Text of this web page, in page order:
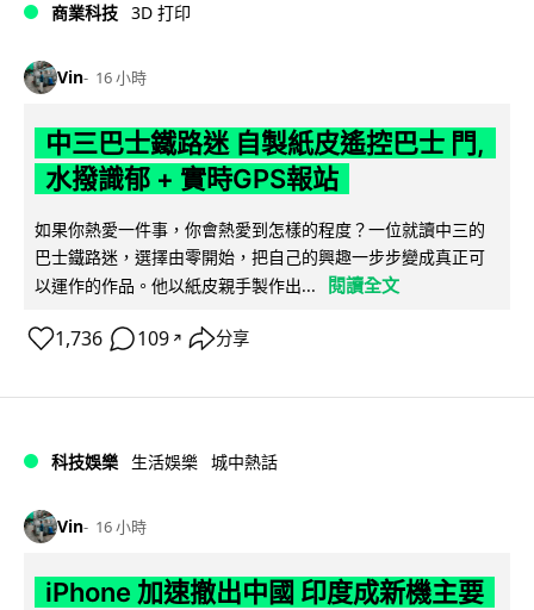
商業科技 3D 打印
Vin 16 小時
中三巴士鐵路迷 自製紙皮遙控巴士 門,
水撥識郁 + 實時GPS報站
如果你熱愛一件事，你會熱愛到怎樣的程度？一位就讀中三的
巴士鐵路迷，選擇由零開始，把自己的興趣一步步變成真正可
以運作的作品。他以紙皮親手製作出...
閱讀全文
1,736 109 ↗ 分享
科技娛樂 生活娛樂 城中熱話
Vin 16 小時
iPhone 加速撤出中國 印度成新機主要